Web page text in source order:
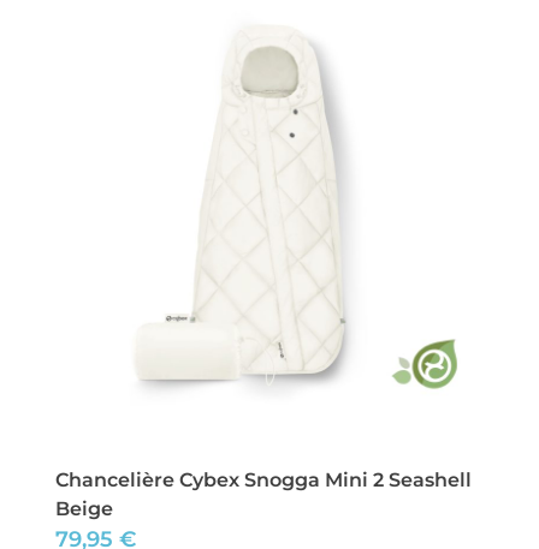
Chancelière Cybex Snogga Mini 2 Seashell
Beige
79,95 €